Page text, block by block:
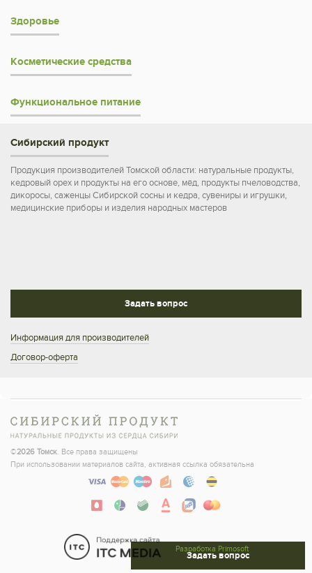
Здоровье
Косметические средства
Функциональное питание
Сибирский продукт
Продукция производителей Томской области: натуральные продукты,
кедровый орех и продукты на его основе, мёд, продукты пчеловодства,
дикоросы, саженцы Сибирской сосны и кедра, сувениры и игрушки,
медицинские приборы и изделия народных мастеров
Задать вопрос
Задать вопрос
Информация для производителей
Договор-оферта
©2026 Томск. Все права защищены
При использовании материалов сайта, активная ссылка обязательна
Разработка Primosoft